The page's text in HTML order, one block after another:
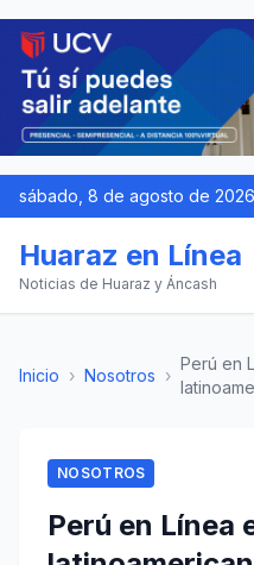
sábado, 8 de agosto de 2026
Huaraz en Línea
Noticias de Huaraz y Áncash
Inicio › Nosotros ›
Perú en
NOSOTROS
Perú en Línea